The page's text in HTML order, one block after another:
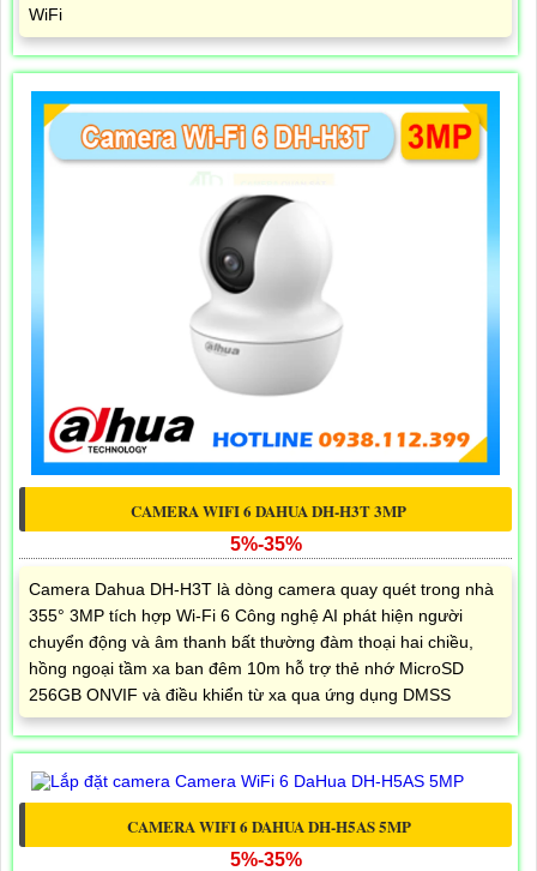
WiFi
CAMERA WIFI 6 DAHUA DH-H3T 3MP
5%-35%
Camera Dahua DH-H3T là dòng camera quay quét trong nhà
355° 3MP tích hợp Wi-Fi 6 Công nghệ AI phát hiện người
chuyển động và âm thanh bất thường đàm thoại hai chiều,
hồng ngoại tầm xa ban đêm 10m hỗ trợ thẻ nhớ MicroSD
256GB ONVIF và điều khiển từ xa qua ứng dụng DMSS
CAMERA WIFI 6 DAHUA DH-H5AS 5MP
5%-35%